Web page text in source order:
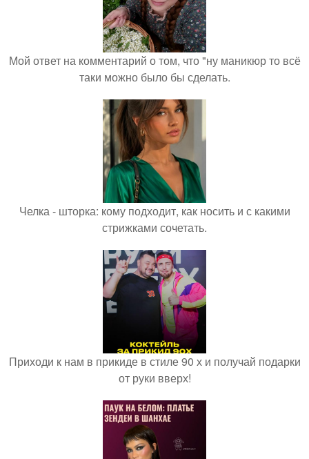
Мой ответ на комментарий о том, что "ну маникюр то всё
таки можно было бы сделать.
Челка - шторка: кому подходит, как носить и с какими
стрижками сочетать.
Приходи к нам в прикиде в стиле 90 х и получай подарки
от руки вверх!